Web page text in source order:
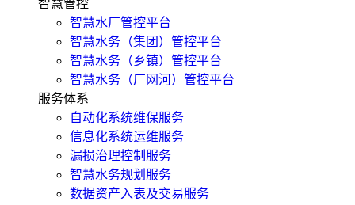
智慧管控
智慧水厂管控平台
智慧水务（集团）管控平台
智慧水务（乡镇）管控平台
智慧水务（厂网河）管控平台
服务体系
自动化系统维保服务
信息化系统运维服务
漏损治理控制服务
智慧水务规划服务
数据资产入表及交易服务